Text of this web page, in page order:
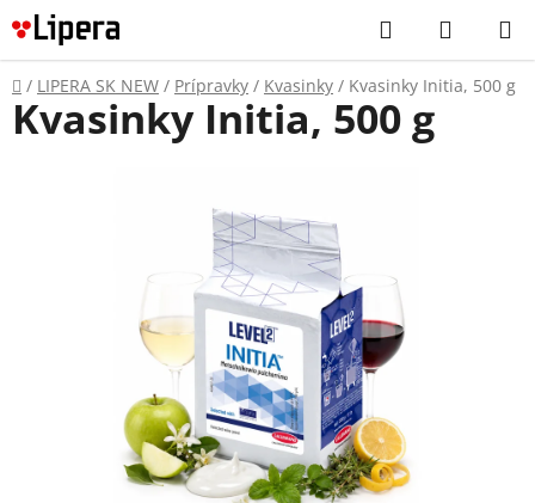
Prejsť
na
obsah
Hľadať
KOŠÍK
Domov
/ LIPERA SK NEW / Prípravky / Kvasinky / Kvasinky Initia, 500 g
Kvasinky Initia, 500 g